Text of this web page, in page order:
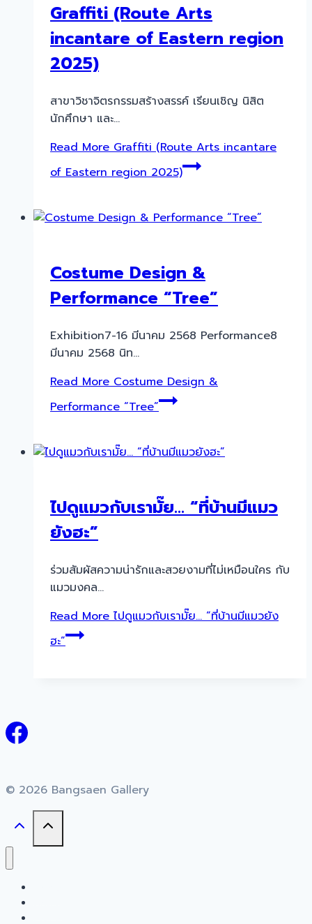
Graffiti (Route Arts
incantare of Eastern region
2025)
สาขาวิชาจิตรกรรมสร้างสรรค์ เรียนเชิญ นิสิต
นักศึกษา และ…
Read MoreGraffiti (Route Arts incantare
of Eastern region 2025)
Costume Design &
Performance “Tree”
Exhibition7-16 มีนาคม 2568 Performance8
มีนาคม 2568 นิท…
Read MoreCostume Design &
Performance “Tree”
ไปดูแมวกับเรามั๊ย… “ที่บ้านมีแมว
ยังฮะ”
ร่วมสัมผัสความน่ารักและสวยงามที่ไม่เหมือนใคร กับ
แมวมงคล…
Read Moreไปดูแมวกับเรามั๊ย… “ที่บ้านมีแมวยัง
ฮะ”
© 2026 Bangsaen Gallery